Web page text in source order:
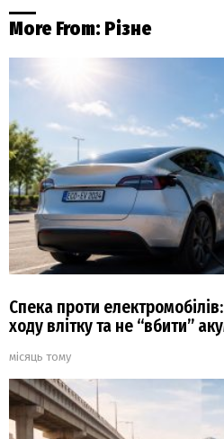
More From: Різне
Спека проти
ходу влітку та не “вбити”
місяць тому